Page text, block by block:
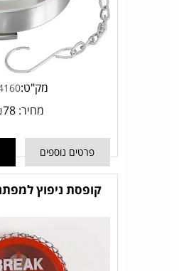
מק"ט:
מחיר: 78
פרטים נוספים
קופסת ניפוץ